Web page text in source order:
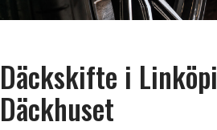
Däckskifte i
Däckhuset